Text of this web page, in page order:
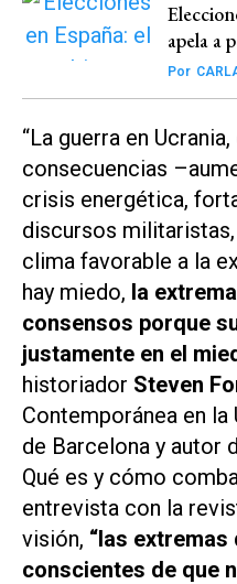
apela a
Por
“La guerra en
consecuencias
crisis energética,
discursos
clima favorable a la
hay miedo, la
consensos porque
justamente en el
historiador Steven
Contemporánea en
de Barcelona y autor
Qué es y cómo
entrevista con la
visión, “las
conscientes de que